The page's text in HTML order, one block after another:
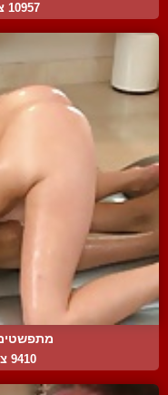
10957 צפיות
9410 צפיות